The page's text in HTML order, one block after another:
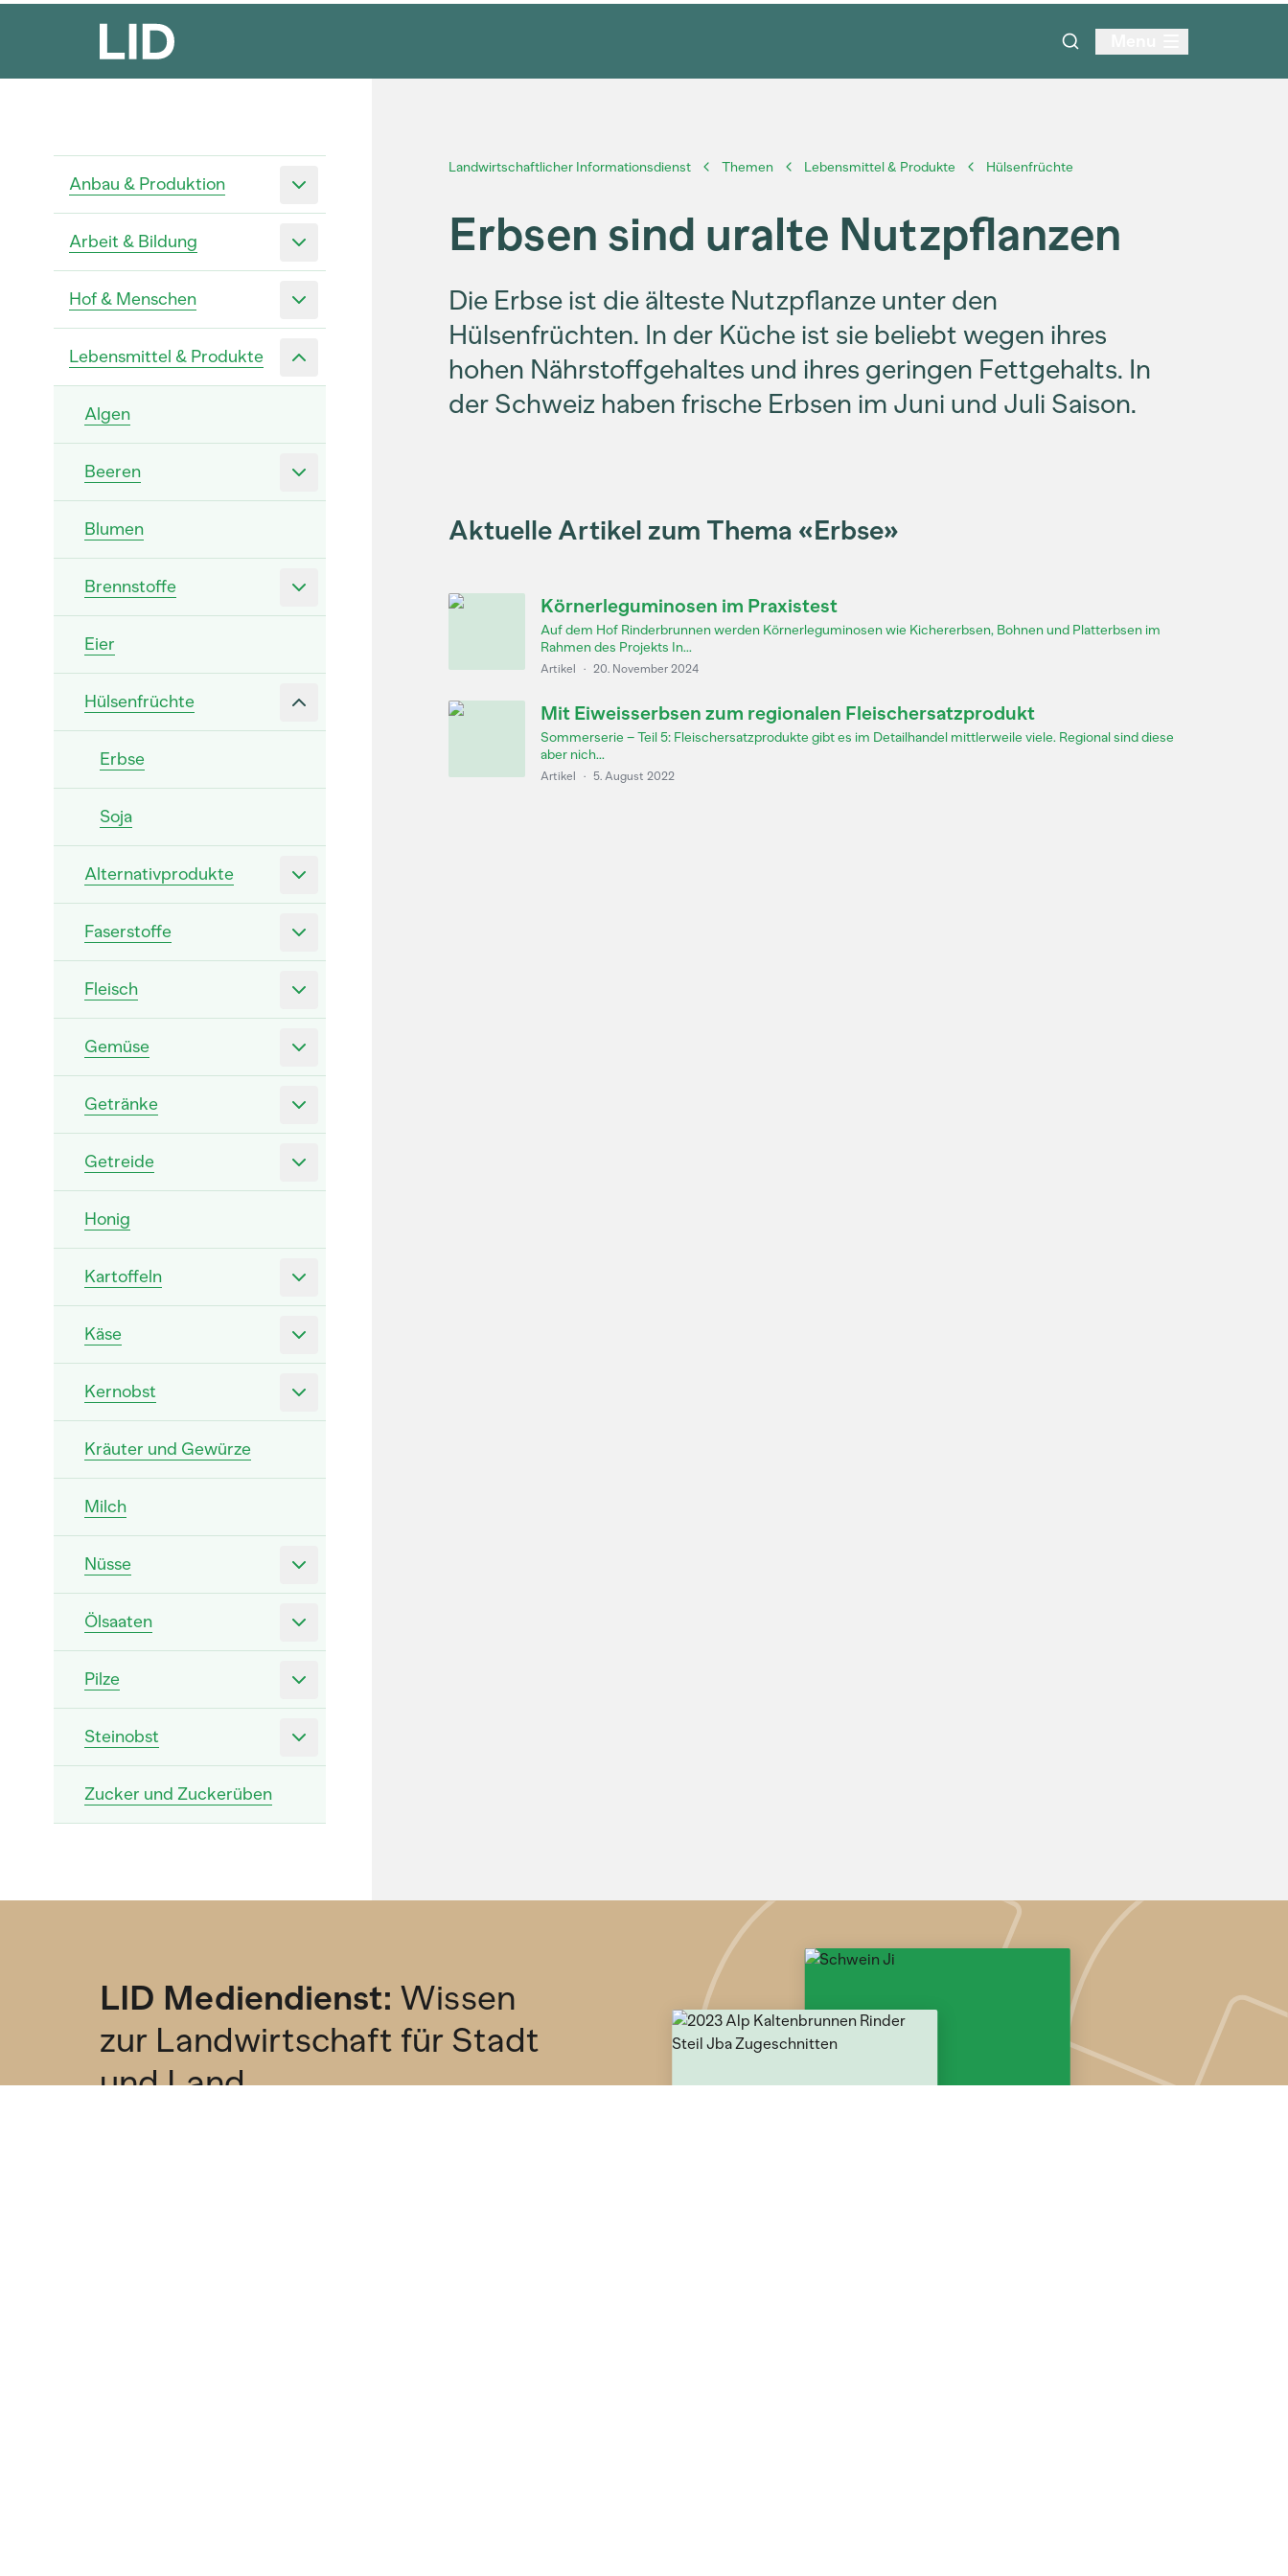
Anbau & Produktion
Arbeit & Bildung
Hof & Menschen
Lebensmittel & Produkte
Algen
Beeren
Blumen
Brennstoffe
Eier
Hülsenfrüchte
Erbse
Soja
Alternativprodukte
Faserstoffe
Fleisch
Gemüse
Getränke
Getreide
Honig
Kartoffeln
Käse
Kernobst
Kräuter und Gewürze
Milch
Nüsse
Ölsaaten
Pilze
Steinobst
Zucker und Zuckerüben
Landwirtschaftlicher Informationsdienst Themen Lebensmittel & Produkte Hülsenfrüchte
Erbsen sind uralte Nutzpflanzen
Die Erbse ist die älteste Nutzpflanze unter den
Hülsenfrüchten. In der Küche ist sie beliebt wegen ihres
hohen Nährstoffgehaltes und ihres geringen Fettgehalts. In
der Schweiz haben frische Erbsen im Juni und Juli Saison.
Aktuelle Artikel zum Thema «Erbse»
Körnerleguminosen im Praxistest
Auf dem Hof Rinderbrunnen werden Körnerleguminosen wie Kichererbsen, Bohnen und Platterbsen im
Rahmen des Projekts In...
Artikel · 20. November 2024
Mit Eiweisserbsen zum regionalen Fleischersatzprodukt
Sommerserie – Teil 5: Fleischersatzprodukte gibt es im Detailhandel mittlerweile viele. Regional sind diese
aber nich...
Artikel · 5. August 2022
LID Mediendienst: Wissen
zur Landwirtschaft für Stadt
und Land